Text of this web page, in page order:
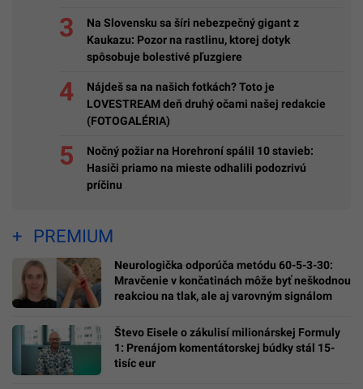
Na Slovensku sa šíri nebezpečný gigant z
Kaukazu: Pozor na rastlinu, ktorej dotyk
spôsobuje bolestivé pľuzgiere
Nájdeš sa na našich fotkách? Toto je
LOVESTREAM deň druhý očami našej redakcie
(FOTOGALÉRIA)
Nočný požiar na Horehroní spálil 10 stavieb:
Hasiči priamo na mieste odhalili podozrivú
príčinu
PREMIUM
Neurologička odporúča metódu 60-5-3-30:
Mravčenie v končatinách môže byť neškodnou
reakciou na tlak, ale aj varovným signálom
Števo Eisele o zákulisí milionárskej Formuly
1: Prenájom komentátorskej búdky stál 15-
tisíc eur